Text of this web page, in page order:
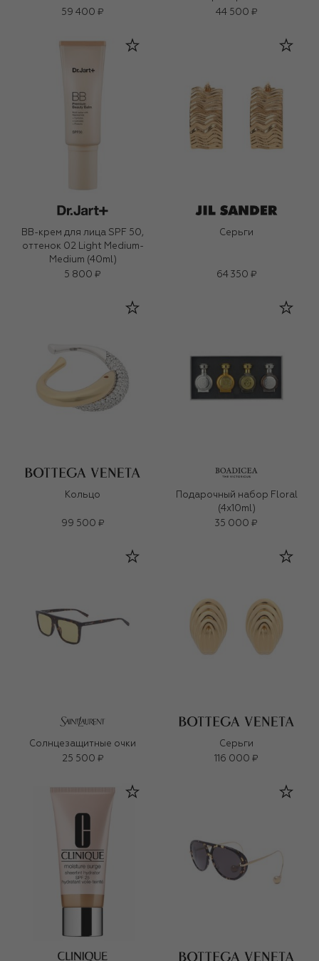
59 400 ₽
44 500 ₽
BB-крем для лица SPF 50,
оттенок 02 Light Medium-
Medium (40ml)
5 800 ₽
Серьги
64 350 ₽
Кольцо
99 500 ₽
Подарочный набор Floral
(4x10ml)
35 000 ₽
Солнцезащитные очки
25 500 ₽
Серьги
116 000 ₽